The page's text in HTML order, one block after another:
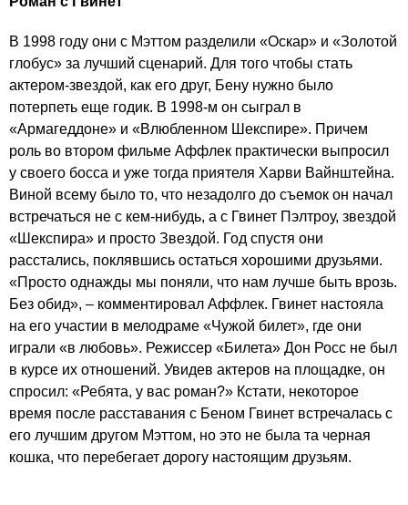
В 1998 году они с Мэттом разделили «Оскар» и «Золотой
глобус» за лучший сценарий. Для того чтобы стать
актером-звездой, как его друг, Бену нужно было
потерпеть еще годик. В 1998-м он сыграл в
«Армагеддоне» и «Влюбленном Шекспире». Причем
роль во втором фильме Аффлек практически выпросил
у своего босса и уже тогда приятеля Харви Вайнштейна.
Виной всему было то, что незадолго до съемок он начал
встречаться не с кем-нибудь, а с Гвинет Пэлтроу, звездой
«Шекспира» и просто Звездой. Год спустя они
расстались, поклявшись остаться хорошими друзьями.
«Просто однажды мы поняли, что нам лучше быть врозь.
Без обид», – комментировал Аффлек. Гвинет настояла
на его участии в мелодраме «Чужой билет», где они
играли «в любовь». Режиссер «Билета» Дон Росс не был
в курсе их отношений. Увидев актеров на площадке, он
спросил: «Ребята, у вас роман?» Кстати, некоторое
время после расставания с Беном Гвинет встречалась с
его лучшим другом Мэттом, но это не была та черная
кошка, что перебегает дорогу настоящим друзьям.